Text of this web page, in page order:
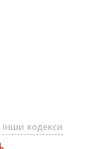
Інши кодекси